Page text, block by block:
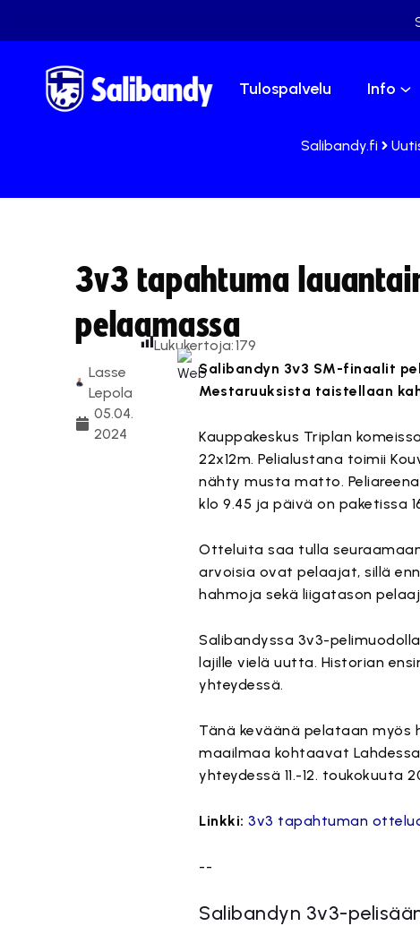
Tulospalvelu Info
Salibandy.fi
3v3 tapahtuma
pelaamassa
Lasse
Lepola
05.04.
2024
Lukukertoja:179
Salibandyn 3v3 SM-finaalit
Mestaruuksista taistellaan
Kauppakeskus Triplan
22x12m. Pelialustana toimii
nähty musta matto.
klo 9.45 ja päivä on paketissa
Otteluita saa tulla
arvoisia ovat pelaajat, sillä
hahmoja sekä liigatason
Salibandyssa 3v3-
lajille vielä uutta. Historian
yhteydessä.
Tänä keväänä pelataan myös
maailmaa kohtaavat
yhteydessä 11.-12. toukokuuta
Linkki: 3v3 tapahtuman
--
Salibandyn 3v3-